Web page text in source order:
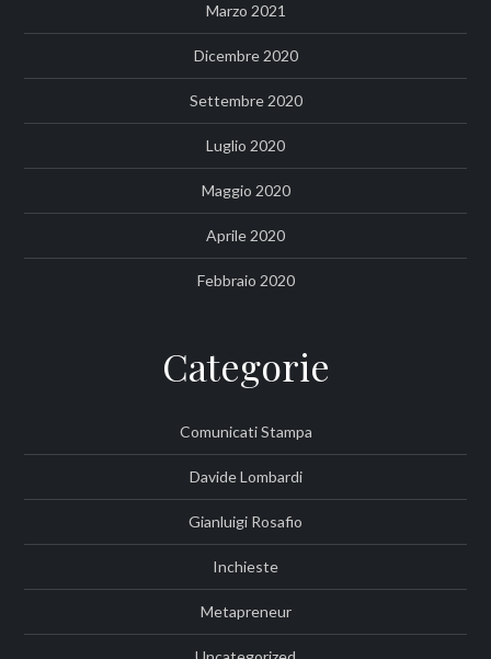
Marzo 2021
Dicembre 2020
Settembre 2020
Luglio 2020
Maggio 2020
Aprile 2020
Febbraio 2020
Categorie
Comunicati Stampa
Davide Lombardi
Gianluigi Rosafio
Inchieste
Metapreneur